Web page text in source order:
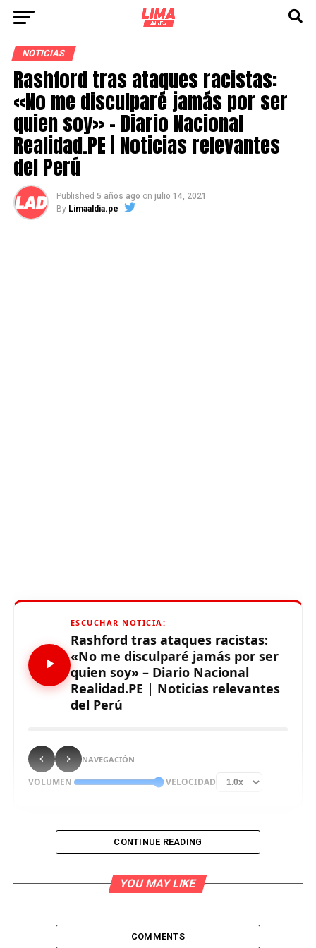
NOTICIAS
Rashford tras ataques racistas:
«No me disculparé jamás por ser
quien soy» – Diario Nacional
Realidad.PE | Noticias relevantes
del Perú
Published 5 años ago on julio 14, 2021
By Limaaldia.pe
ESCUCHAR NOTICIA:
Rashford tras ataques racistas:
«No me disculparé jamás por ser
quien soy» – Diario Nacional
Realidad.PE | Noticias relevantes
del Perú
NAVEGACIÓN
VOLUMEN VELOCIDAD
Inglaterra, reaccionó este martes a los ataques
disculpará por ser quien es.
CONTINUE READING
YOU MAY LIKE
COMMENTS